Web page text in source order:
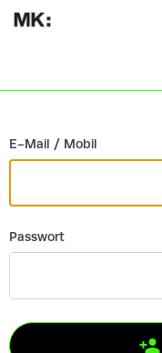
E-Mail / Mobil
Passwort